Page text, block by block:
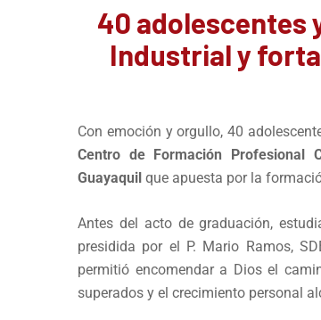
40 adolescentes
Industrial y
Con emoción y orgullo, 40
Centro de Formación Profesional
Guayaquil que apuesta por la
Antes del acto de graduación,
presidida por el P. Mario Ramos,
permitió encomendar a Dios el
superados y el crecimiento personal